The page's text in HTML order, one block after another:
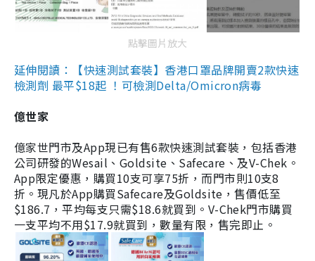
點擊圖片放大
延伸閱讀：【快速測試套裝】香港口罩品牌開賣2款快速
檢測劑 最平$18起 ！可檢測Delta/Omicron病毒
億世家
億家世門市及App現已有售6款快速測試套裝，包括香港
公司研發的Wesail、Goldsite、Safecare、及V-Chek。
App限定優惠，購買10支可享75折，而門市則10支8
折。現凡於App購買Safecare及Goldsite，售價低至
$186.7，平均每支只需$18.6就買到。V-Chek門市購買
一支平均不用$17.9就買到，數量有限，售完即止。